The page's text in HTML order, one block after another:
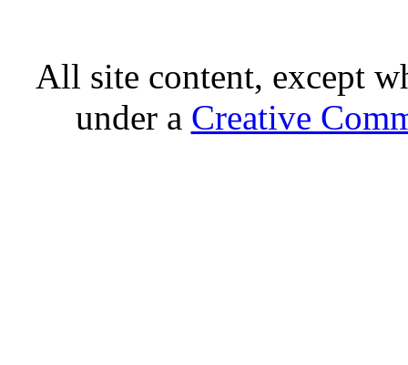
All site content, except
under a Creative